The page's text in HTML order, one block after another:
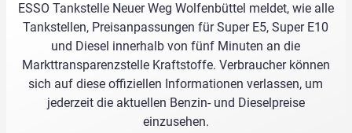
ESSO Tankstelle Neuer Weg Wolfenbüttel meldet, wie alle
Tankstellen, Preisanpassungen für Super E5, Super E10
und Diesel innerhalb von fünf Minuten an die
Markttransparenzstelle Kraftstoffe. Verbraucher können
sich auf diese offiziellen Informationen verlassen, um
jederzeit die aktuellen Benzin- und Dieselpreise
einzusehen.